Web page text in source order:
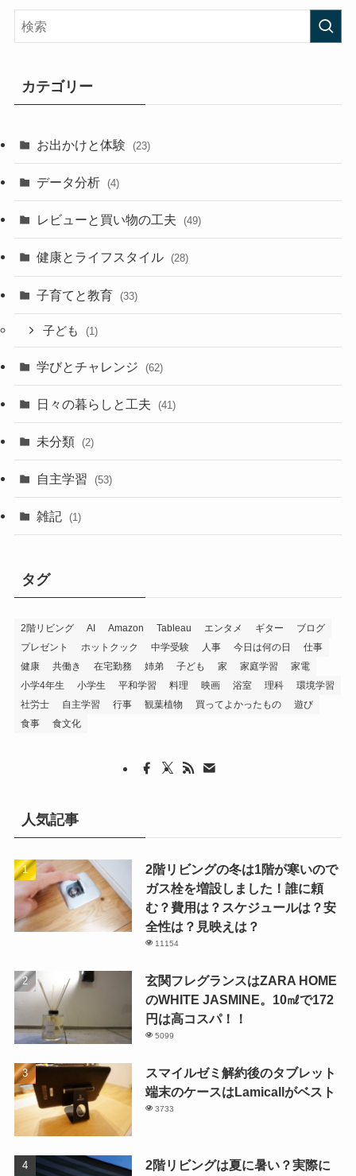
カテゴリー
お出かけと体験 (23)
データ分析 (4)
レビューと買い物の工夫 (49)
健康とライフスタイル (28)
子育てと教育 (33)
子ども (1)
学びとチャレンジ (62)
日々の暮らしと工夫 (41)
未分類 (2)
自主学習 (53)
雑記 (1)
タグ
2階リビング AI Amazon Tableau エンタメ ギター
ブログ
プレゼント
ホットクック 中学受験 人事 今日は何の日
仕事
健康
共働き 在宅勤務 姉弟 子ども 家 家庭学習
家電
小学4年生
小学生 平和学習 料理 映画 浴室 理科
環境学習
社労士
自主学習 行事 観葉植物 買ってよかったもの
遊び
食事
食文化
人気記事
2階リビングの冬は1階が寒いので
ガス栓を増設しました！誰に頼
む？費用は？スケジュールは？安
全性は？見映えは？
11154
玄関フレグランスはZARA HOME
のWHITE JASMINE。10㎖で172
円は高コスパ！！
5099
スマイルゼミ解約後のタブレット
端末のケースはLamicallがベスト
3733
2階リビングは夏に暑い？実際に